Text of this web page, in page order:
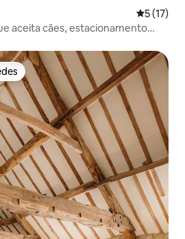
5 de uma
5 (17)
aceita cães, estacionamento
dos hóspedes